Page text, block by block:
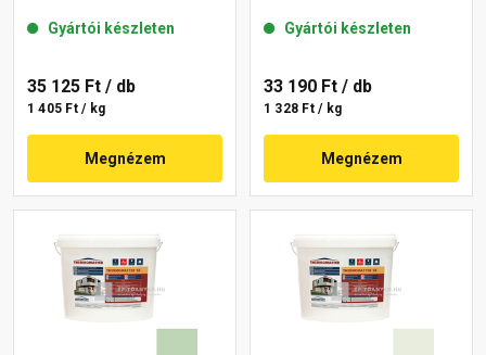
Gyártói készleten
35 125 Ft / db
1 405 Ft / kg
Megnézem
Gyártói készleten
33 190 Ft / db
1 328 Ft / kg
Megnézem